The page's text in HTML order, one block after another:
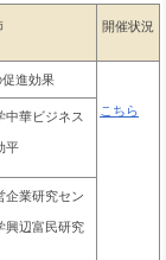
開催状況
進効果
こちら
中華ビジネス
平
企業研究セン
興辺富民研究